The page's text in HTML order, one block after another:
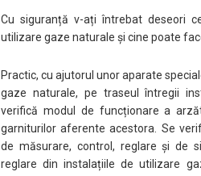
Cu siguranță v-ați întrebat deseori
utilizare gaze naturale și cine poate
Practic, cu ajutorul unor aparate
gaze naturale, pe traseul întregii
verifică modul de funcționare a
garniturilor aferente acestora. Se
de măsurare, control, reglare și de
reglare din instalațiile de utilizare